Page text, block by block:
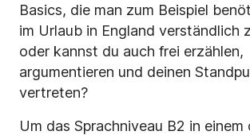
Basics, die man zum Beispiel
im Urlaub in England verständlich
oder kannst du auch frei erzählen,
argumentieren und deinen
vertreten?
Um das Sprachniveau B2 in einem